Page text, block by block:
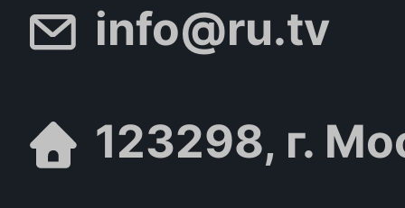
info@ru.tv
123298, г.